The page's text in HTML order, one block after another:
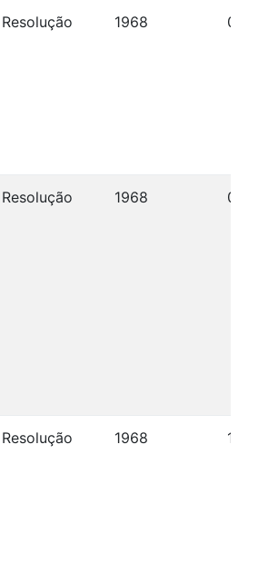
Resolução 1968 07/
Resolução 1968 07/
Resolução 1968 19/